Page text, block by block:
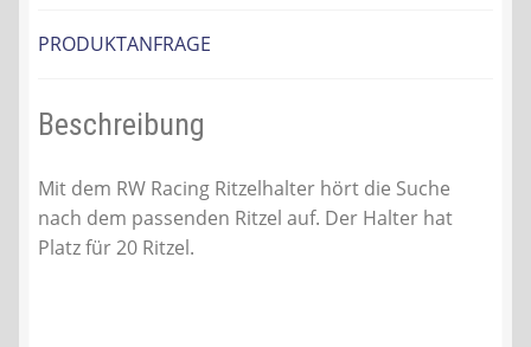
PRODUKTANFRAGE
Beschreibung
Mit dem RW Racing Ritzelhalter hört die Suche
nach dem passenden Ritzel auf. Der Halter hat
Platz für 20 Ritzel.